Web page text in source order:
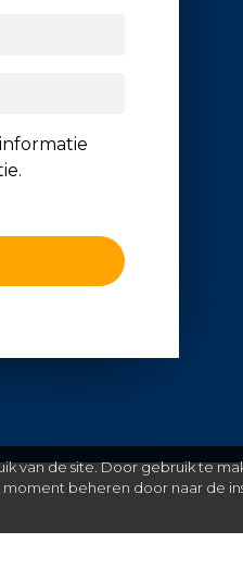
van de site. Door gebruik te
beheren door naar de